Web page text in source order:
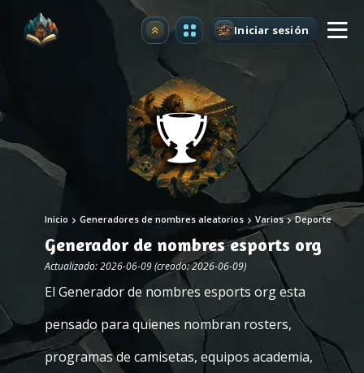
Mejorar Iniciar sesión
Inicio Generadores de nombres aleatorios Varios Deporte
Generador de nombres esports org
Actualizado: 2026-06-09 (creado: 2026-06-09)
El Generador de nombres esports org esta
pensado para quienes nombran rosters,
programas de camisetas, equipos academia,